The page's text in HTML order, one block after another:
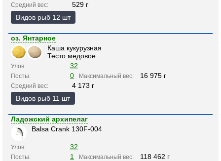
Средний вес:
529 г
Видов рыб 12 шт
оз. Янтарное
Каша кукурузная
Тесто медовое
Улов: 32
Посты: 0 Максимальный вес: 16 975 г
Средний вес:
4 173 г
Видов рыб 11 шт
Ладожский архипелаг
Balsa Crank 130F-004
Улов: 32
Посты: 1 Максимальный вес: 118 462 г